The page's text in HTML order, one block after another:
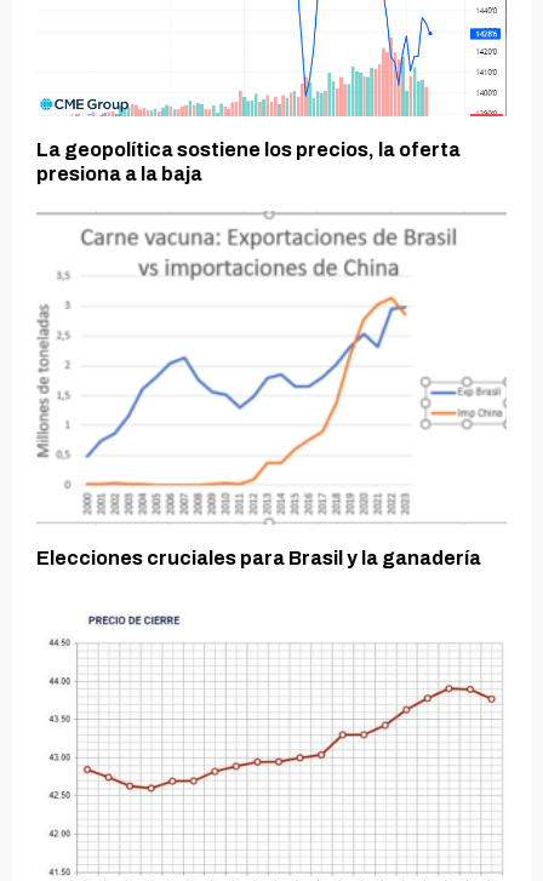
La geopolítica sostiene los precios, la oferta
presiona a la baja
Elecciones cruciales para Brasil y la ganadería